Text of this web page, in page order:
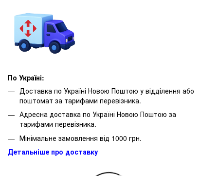
По Україні:
Доставка по Україні Новою Поштою у відділення або
поштомат за тарифами перевізника.
Адресна доставка по Україні Новою Поштою за
тарифами перевізника.
Мінімальне замовлення від 1000 грн.
Детальніше про доставку